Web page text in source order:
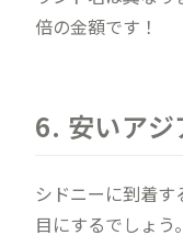
倍の金額です！
6. 安いアジ
シドニーに到着
目にするでしょ